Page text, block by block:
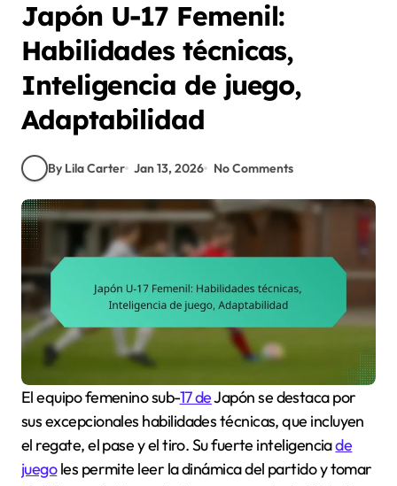
Japón U-17 Femenil:
Habilidades técnicas,
Inteligencia de juego,
Adaptabilidad
By Lila Carter Jan 13, 2026 No Comments
El equipo femenino sub-17 deJapón se destaca por
sus excepcionales habilidades técnicas, que incluyen
el regate, el pase y el tiro. Su fuerte inteligenciade
juegoles permite leer la dinámica del partido y tomar